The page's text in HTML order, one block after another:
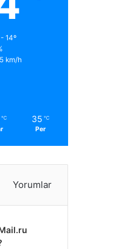
- 14º
km/h
℃ 35 ℃
Per
Yorumlar